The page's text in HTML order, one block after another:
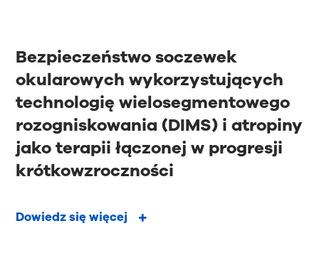
Bezpieczeństwo soczewek
okularowych wykorzystujących
technologię wielosegmentowego
rozogniskowania (DIMS) i atropiny
jako terapii łączonej w progresji
krótkowzroczności
Dowiedz się więcej